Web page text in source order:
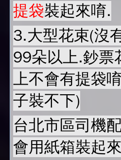
提袋裝起來唷.
3.大型花束(沒
99朵以上.鈔票
上不會有提袋
子裝不下)
台北市區司機
會用紙箱裝起